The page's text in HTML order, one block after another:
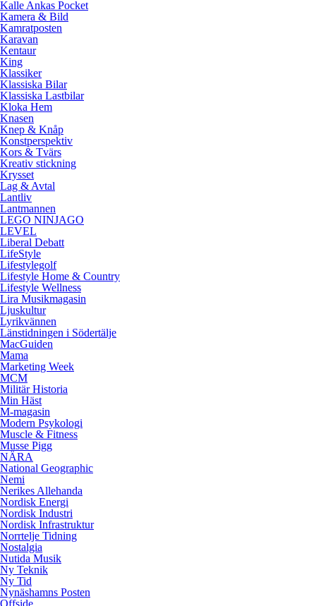
Kalle Ankas Pocket
Kamera & Bild
Kamratposten
Karavan
Kentaur
King
Klassiker
Klassiska Bilar
Klassiska Lastbilar
Kloka Hem
Knasen
Knep & Knåp
Konstperspektiv
Kors & Tvärs
Kreativ stickning
Krysset
Lag & Avtal
Lantliv
Lantmannen
LEGO NINJAGO
LEVEL
Liberal Debatt
LifeStyle
Lifestylegolf
Lifestyle Home & Country
Lifestyle Wellness
Lira Musikmagasin
Ljuskultur
Lyrikvännen
Länstidningen i Södertälje
MacGuiden
Mama
Marketing Week
MCM
Militär Historia
Min Häst
M-magasin
Modern Psykologi
Muscle & Fitness
Musse Pigg
NÄRA
National Geographic
Nemi
Nerikes Allehanda
Nordisk Energi
Nordisk Industri
Nordisk Infrastruktur
Norrtelje Tidning
Nostalgia
Nutida Musik
Ny Teknik
Ny Tid
Nynäshamns Posten
Offside